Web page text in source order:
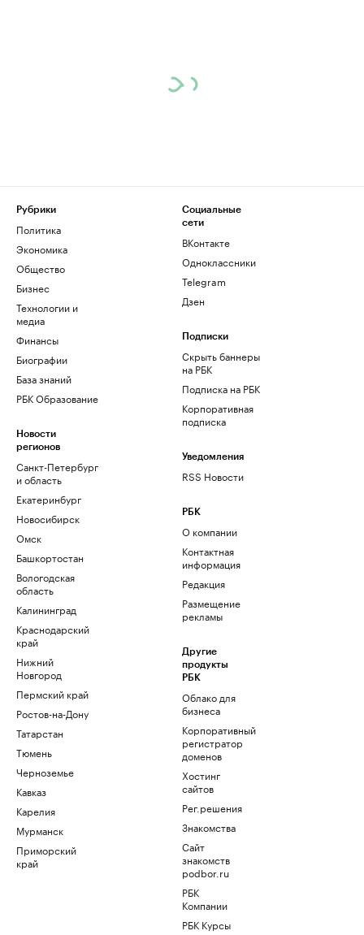
Рубрики
Политика
Экономика
Общество
Бизнес
Технологии и
медиа
Финансы
Биографии
База знаний
РБК Образование
Новости
регионов
Санкт-Петербург
и область
Екатеринбург
Новосибирск
Омск
Башкортостан
Вологодская
область
Калининград
Краснодарский
край
Нижний
Новгород
Пермский край
Ростов-на-Дону
Татарстан
Тюмень
Черноземье
Кавказ
Карелия
Мурманск
Приморский
край
Социальные
сети
ВКонтакте
Одноклассники
Telegram
Дзен
Подписки
Скрыть баннеры
на РБК
Подписка на РБК
Корпоративная
подписка
Уведомления
RSS Новости
РБК
О компании
Контактная
информация
Редакция
Размещение
рекламы
Другие
продукты
РБК
Облако для
бизнеса
Корпоративный
регистратор
доменов
Хостинг
сайтов
Рег.решения
Знакомства
Сайт
знакомств
podbor.ru
РБК
Компании
РБК Курсы